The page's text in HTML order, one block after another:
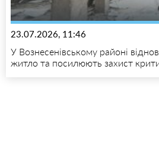
23.07.2026, 11:46
У Вознесенівському районі
житло та посилюють захист